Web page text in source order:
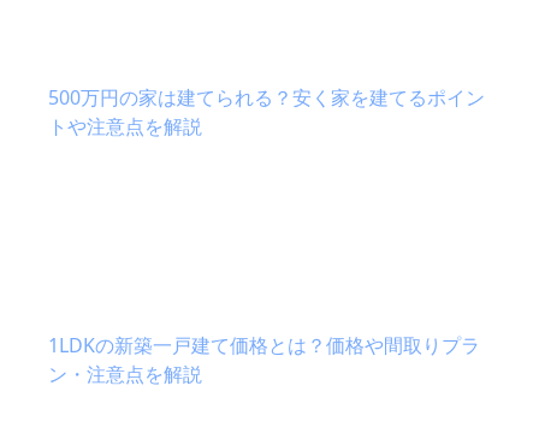
500万円の家は建てられる？安く家を建てるポイン
トや注意点を解説
1LDKの新築一戸建て価格とは？価格や間取りプラ
ン・注意点を解説